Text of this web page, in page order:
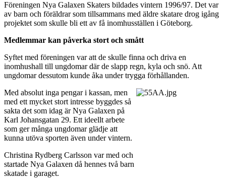
Föreningen Nya Galaxen Skaters bildades vintern 1996/97. Det var
av barn och föräldrar som tillsammans med äldre skatare drog igång
projektet som skulle bli ett av få inomhusställen i Göteborg.
Medlemmar kan påverka stort och smått
Syftet med föreningen var att de skulle finna och driva en
inomhushall till ungdomar där de slapp regn, kyla och snö. Att
ungdomar dessutom kunde åka under trygga förhållanden.
Med absolut inga pengar i kassan, men
med ett mycket stort intresse byggdes så
sakta det som idag är Nya Galaxen på
Karl Johansgatan 29. Ett ideellt arbete
som ger många ungdomar glädje att
kunna utöva sporten även under vintern.
Christina Rydberg Carlsson var med och
startade Nya Galaxen då hennes två barn
skatade i garaget.